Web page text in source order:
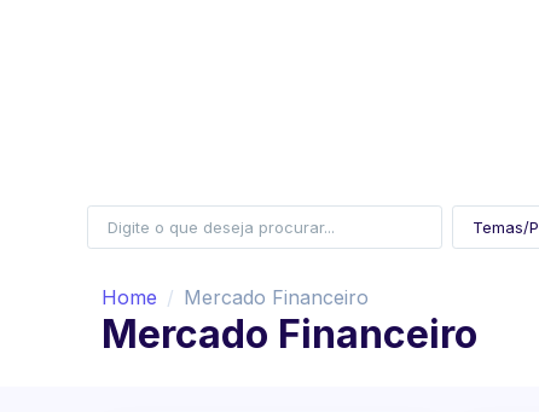
Home Mercado Financeiro
Mercado Financeiro